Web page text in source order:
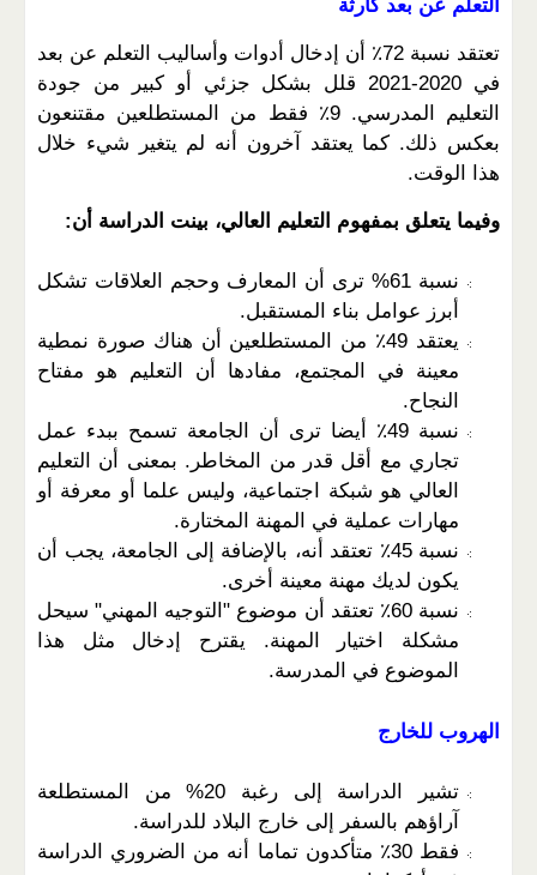
التعلم عن بعد كارثة
تعتقد نسبة 72٪ أن إدخال أدوات وأساليب التعلم عن بعد
في 2020-2021 قلل بشكل جزئي أو كبير من جودة
التعليم المدرسي. 9٪ فقط من المستطلعين مقتنعون
بعكس ذلك. كما يعتقد آخرون أنه لم يتغير شيء خلال
هذا الوقت.
وفيما يتعلق بمفهوم التعليم العالي، بينت الدراسة أن:
نسبة 61% ترى أن المعارف وحجم العلاقات تشكل
أبرز عوامل بناء المستقبل.
يعتقد 49٪ من المستطلعين أن هناك صورة نمطية
معينة في المجتمع، مفادها أن التعليم هو مفتاح
النجاح.
نسبة 49٪ أيضا ترى أن الجامعة تسمح ببدء عمل
تجاري مع أقل قدر من المخاطر. بمعنى أن التعليم
العالي هو شبكة اجتماعية، وليس علما أو معرفة أو
مهارات عملية في المهنة المختارة.
نسبة 45٪ تعتقد أنه، بالإضافة إلى الجامعة، يجب أن
يكون لديك مهنة معينة أخرى.
نسبة 60٪ تعتقد أن موضوع "التوجيه المهني" سيحل
مشكلة اختيار المهنة. يقترح إدخال مثل هذا
الموضوع في المدرسة.
الهروب للخارج
تشير الدراسة إلى رغبة 20% من المستطلعة
آراؤهم بالسفر إلى خارج البلاد للدراسة.
فقط 30٪ متأكدون تماما أنه من الضروري الدراسة